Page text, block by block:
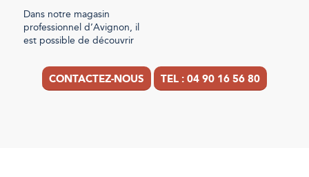
Dans notre magasin
professionnel d’Avignon, il
est possible de découvrir
CONTACTEZ-NOUS TEL : 04 90 16 56 80